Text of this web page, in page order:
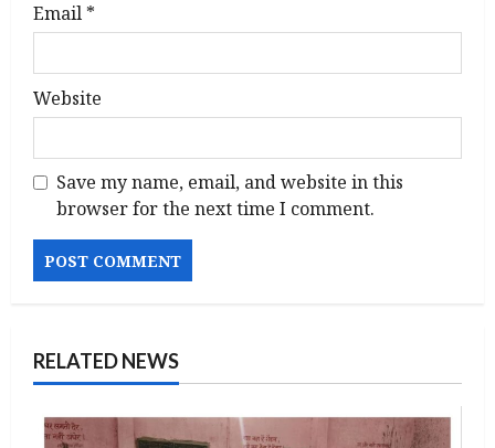
Email *
Website
Save my name, email, and website in this
browser for the next time I comment.
RELATED NEWS